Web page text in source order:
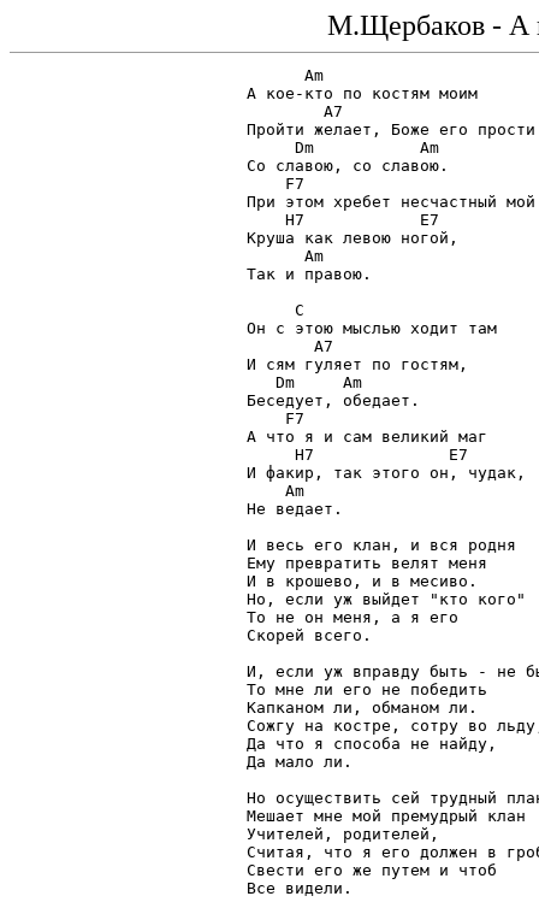
М.Щербаков - А
      Am
А кое-кто по костям моим
        A7
Пройти желает, Боже его прости
     Dm           Am
Со славою, со славою.
    F7
При этом хребет несчастный мой
    H7            E7
Круша как левою ногой,
      Am
Так и правою.
     C
Он с этою мыслью ходит там
       A7
И сям гуляет по гостям,
   Dm     Am
Беседует, обедает.
    F7
А что я и сам великий маг
     H7              E7
И факир, так этого он, чудак,
    Am
Не ведает.
И весь его клан, и вся родня
Ему превратить велят меня
И в крошево, и в месиво.
Но, если уж выйдет "кто кого"
То не он меня, а я его
Скорей всего.
И, если уж вправду быть - не
То мне ли его не победить
Капканом ли, обманом ли.
Сожгу на костре, сотру во
Да что я способа не найду,
Да мало ли.
Но осуществить сей трудный
Мешает мне мой премудрый клан
Учителей, родителей,
Считая, что я его должен в
Свести его же путем и чтоб
Все видели.